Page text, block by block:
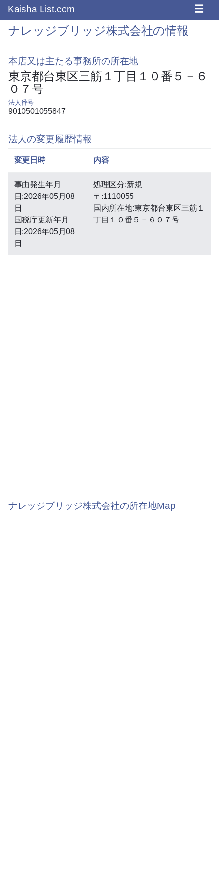
Kaisha List.com ☰
ナレッジブリッジ株式会社の情報
本店又は主たる事務所の所在地
東京都台東区三筋１丁目１０番５－６
０７号
法人番号
9010501055847
法人の変更履歴情報
変更日時 内容
事由発生年月
日:2026年05月08
日
国税庁更新年月
日:2026年05月08
日
処理区分:新規
〒:1110055
国内所在地:東京都台東区三筋１
丁目１０番５－６０７号
ナレッジブリッジ株式会社の所在地Map